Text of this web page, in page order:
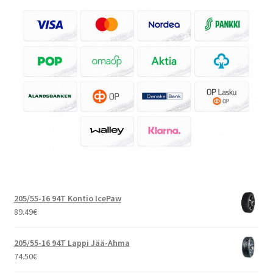
205/55-16 94T Kontio IcePaw
89.49€
205/55-16 94T Lappi Jää-Ahma
74.50€